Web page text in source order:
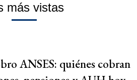
más vistas
ANSES: quiénes cobran